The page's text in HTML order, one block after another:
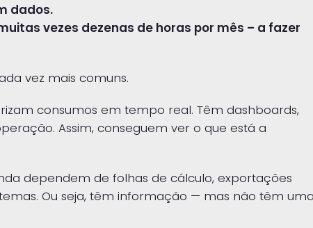
dados.
vezes dezenas de horas por mês – a fazer
vez mais comuns.
consumos em tempo real. Têm dashboards,
Assim, conseguem ver o que está a
dependem de folhas de cálculo, exportações
Ou seja, têm informação — mas não têm uma